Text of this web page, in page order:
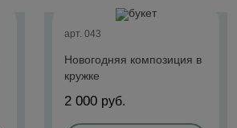
арт. 043
Новогодняя композиция в
кружке
2 000 руб.